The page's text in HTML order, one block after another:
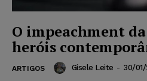
O impeachment
heróis
ARTIGOS Gisele Leite - 30/01/